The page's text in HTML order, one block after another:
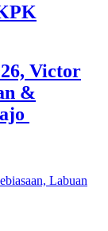
Victor
&